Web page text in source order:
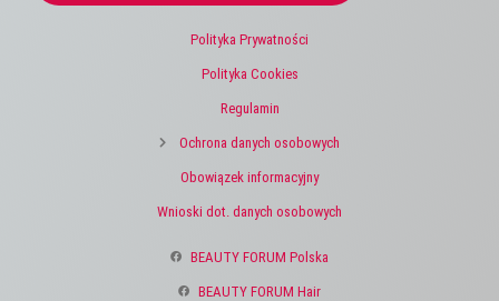
Polityka Prywatności
Polityka Cookies
Regulamin
Ochrona danych osobowych
Obowiązek informacyjny
Wnioski dot. danych osobowych
BEAUTY FORUM Polska
BEAUTY FORUM Hair